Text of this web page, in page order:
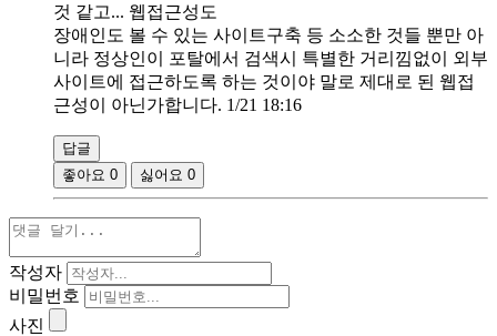
것 같고... 웹접근성도
장애인도 볼 수 있는 사이트구축 등 소소한 것들 뿐만 아
니라 정상인이 포탈에서 검색시 특별한 거리낌없이 외부
사이트에 접근하도록 하는 것이야 말로 제대로 된 웹접
근성이 아닌가합니다. 1/21 18:16
답글
좋아요 0 싫어요 0
작성자
비밀번호
사진